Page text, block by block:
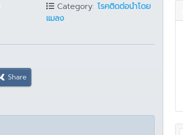
Category: โรคติดต่อนำโดย
แมลง
Share